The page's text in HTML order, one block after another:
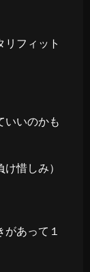
リフィット
いいのかも
惜しみ）
あって１